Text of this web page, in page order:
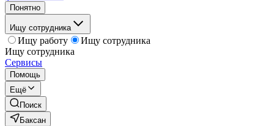
Понятно
Ищу сотрудника
Ищу работу
Ищу сотрудника
Ищу сотрудника
Сервисы
Помощь
Ещё
Поиск
Баксан